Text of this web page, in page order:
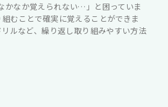
かなか覚えられない…」と困っていま
むことで確実に覚えることができま
ルなど、繰り返し取り組みやすい方法